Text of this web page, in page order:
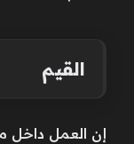
القيم
إن العمل داخل